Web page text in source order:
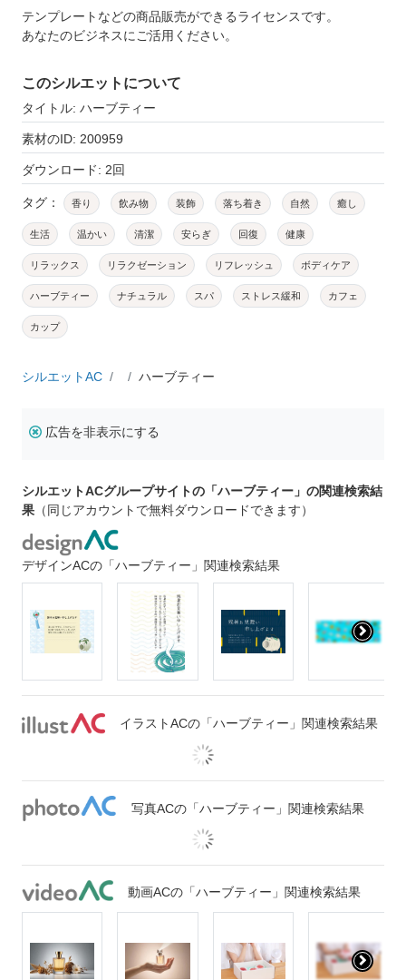
テンプレートなどの商品販売ができるライセンスです。
あなたのビジネスにご活用ください。
このシルエットについて
タイトル: ハーブティー
素材のID: 200959
ダウンロード: 2回
タグ： 香り 飲み物 装飾 落ち着き 自然 癒し
生活 温かい 清潔 安らぎ 回復 健康
リラックス リラクゼーション リフレッシュ ボディケア
ハーブティー ナチュラル スパ ストレス緩和 カフェ
カップ
シルエットAC ハーブティー
広告を非表示にする
シルエットACグループサイトの「ハーブティー」の関連検索結
果 （同じアカウントで無料ダウンロードできます）
デザインACの「ハーブティー」関連検索結果
イラストACの「ハーブティー」関連検索結果
写真ACの「ハーブティー」関連検索結果
動画ACの「ハーブティー」関連検索結果